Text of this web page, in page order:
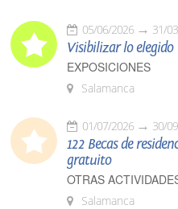
05/06/2026 31/
Visibilizar lo elegido
EXPOSICIONES
Salamanca
01/07/2026 30/
122 Becas de
gratuito
OTRAS
Salamanca